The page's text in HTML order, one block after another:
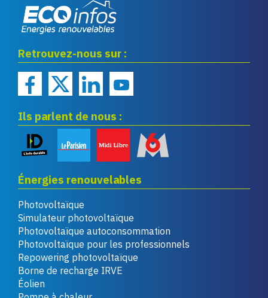
renouvelables
Retrouvez-nous sur :
Ils parlent de nous :
Énergies renouvelables
Photovoltaïque
Simulateur photovoltaïque
Photovoltaïque autoconsommation
Photovoltaïque pour les professionnels
Repowering photovoltaïque
Borne de recharge IRVE
Éolien